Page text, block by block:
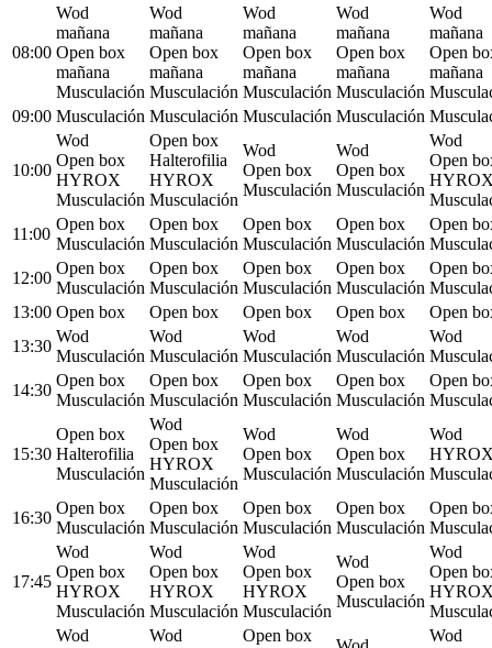
08:00
Wod
mañana
Open box
mañana
Musculación
Wod
mañana
Open box
mañana
Musculación
Wod
mañana
Open box
mañana
Musculación
Wod
mañana
Open box
mañana
Musculación
Wod
mañana
Open
mañana
09:00 Musculación Musculación Musculación Musculación
10:00
Wod
Open box
HYROX
Musculación
Open box
Halterofilia
HYROX
Musculación
Wod
Open box
Musculación
Wod
Open box
Musculación
Wod
Open
11:00
Open box
Musculación
Open box
Musculación
Open box
Musculación
Open box
Musculación
Open
12:00
Open box
Musculación
Open box
Musculación
Open box
Musculación
Open box
Musculación
Open
13:00 Open box Open box Open box Open box
Open
13:30
Wod
Musculación
Wod
Musculación
Wod
Musculación
Wod
Musculación
Wod
14:30
Open box
Musculación
Open box
Musculación
Open box
Musculación
Open box
Musculación
Open
15:30
Open box
Halterofilia
Musculación
Wod
Open box
HYROX
Musculación
Wod
Open box
Musculación
Wod
Open box
Musculación
Wod
16:30
Open box
Musculación
Open box
Musculación
Open box
Musculación
Open box
Musculación
Open
17:45
Wod
Open box
HYROX
Musculación
Wod
Open box
HYROX
Musculación
Wod
Open box
HYROX
Musculación
Wod
Open box
Musculación
Wod
Open
Wod
Wod
Open box
Wod